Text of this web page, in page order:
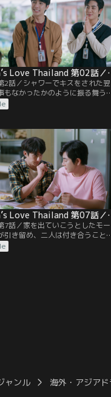
Ossan’s
2話／シャワーでキスをされた翌
もなかったかのように振る舞う
にヘンは困惑する。会社ではコン
ら「ヘンニー」の愛称で呼ばれ、
ップルの部屋探し担当することに
男性どうしのカップルの片方が
後輩であることにヘンは驚く。
Ossan’s
7話／家を出ていこうとしたモー
引き留め、二人は付き合うこと
朝、恋人としてどう接していいか
、ぎこちない二人。そして、会社
ャンル 海外・アジアド